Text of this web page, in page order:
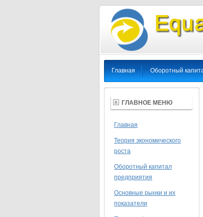
Главная Оборотный
ГЛАВНОЕ МЕНЮ
Главная
Теория экономического
роста
Оборотный капитал
предприятия
Основные рынки и их
показатели